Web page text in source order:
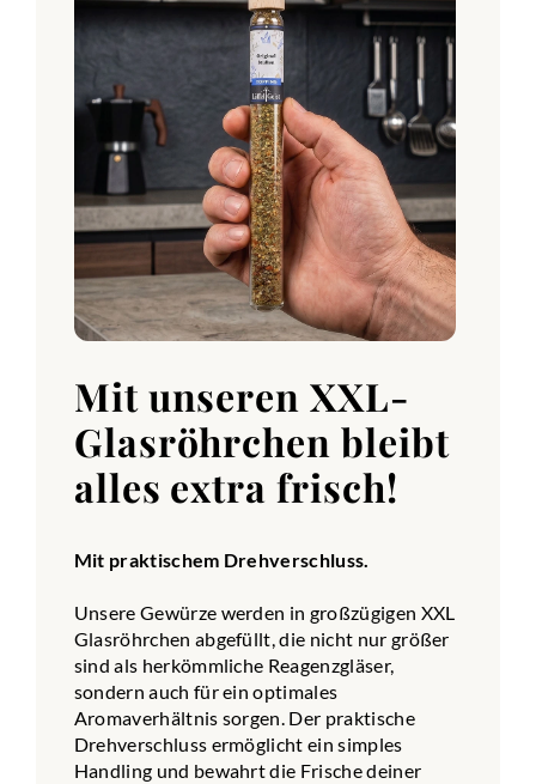
Mit unseren XXL-
Glasröhrchen bleibt
alles extra frisch!
Mit praktischem Drehverschluss.
Unsere Gewürze werden in großzügigen XXL
Glasröhrchen abgefüllt, die nicht nur größer
sind als herkömmliche Reagenzgläser,
sondern auch für ein optimales
Aromaverhältnis sorgen. Der praktische
Drehverschluss ermöglicht ein simples
Handling und bewahrt die Frische deiner